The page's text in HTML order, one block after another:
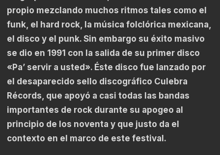
propio mezclando muchos ritmos tales como el
funk, el hard rock, la música folclórica mexicana,
el disco y el punk. Sin embargo su éxito masivo
se dio en 1991 con la salida de su primer disco
«Pa’ servir a usted». Éste disco fue lanzado por
el desaparecido sello discográfico Culebra
Récords, que apoyó a casi todas las bandas
importantes de rock durante su apogeo al
principio de los noventa y que justo da el
contexto en el marco de este festival.